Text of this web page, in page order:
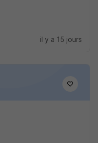
il y a 15 jours